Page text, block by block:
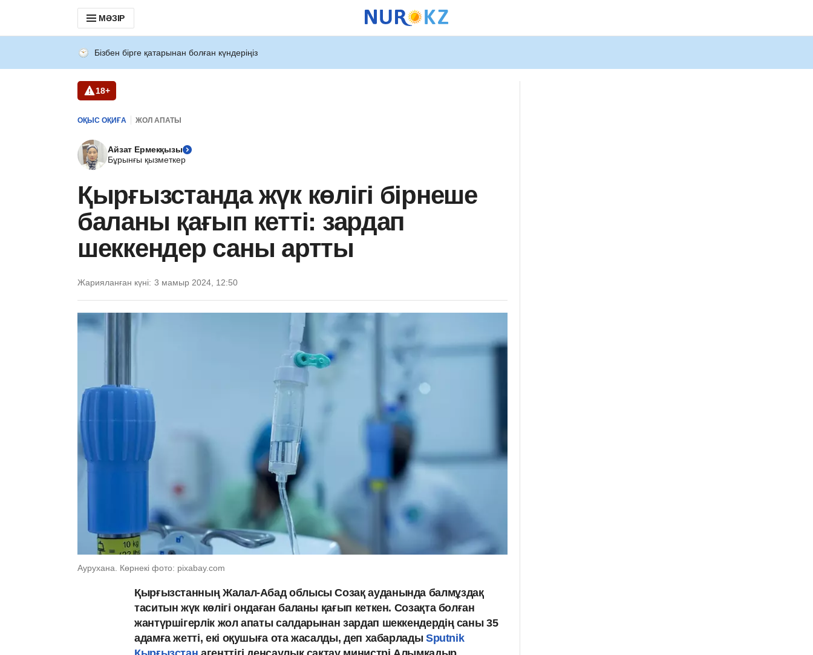
МӘЗІР
Бізбен бірге қатарынан болған күндеріңіз
18+
ОҚЫС ОҚИҒА ЖОЛ АПАТЫ
Айзат Ермекқызы
Бұрынғы қызметкер
Қырғызстанда жүк көлігі бірнеше
баланы қағып кетті: зардап
шеккендер саны артты
Жарияланған күні: 3 мамыр 2024, 12:50
Аурухана. Көрнекі фото: pixabay.com
Қырғызстанның Жалал-Абад облысы Созақ ауданында балмұздақ
таситын жүк көлігі ондаған баланы қағып кеткен. Созақта болған
жантүршігерлік жол апаты салдарынан зардап шеккендердің саны 35
адамға жетті, екі оқушыға ота жасалды, деп хабарладыSputnik